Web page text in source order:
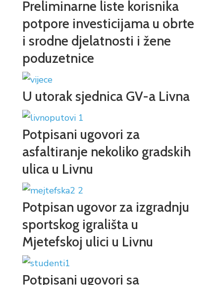
Preliminarne liste korisnika
potpore investicijama u obrte
i srodne djelatnosti i žene
poduzetnice
U utorak sjednica GV-a Livna
Potpisani ugovori za
asfaltiranje nekoliko gradskih
ulica u Livnu
Potpisan ugovor za izgradnju
sportskog igrališta u
Mjetefskoj ulici u Livnu
Potpisani ugovori sa